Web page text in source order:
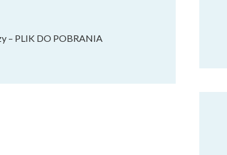
– PLIK DO POBRANIA